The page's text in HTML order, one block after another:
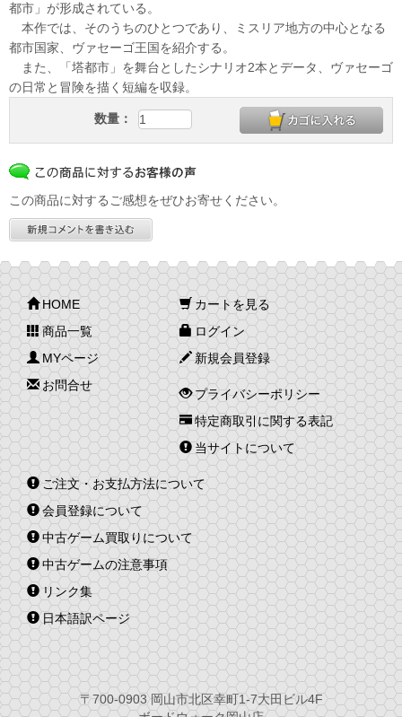
都市」が形成されている。
本作では、そのうちのひとつであり、ミスリア地方の中心となる
都市国家、ヴァセーゴ王国を紹介する。
また、「塔都市」を舞台としたシナリオ2本とデータ、ヴァセーゴ
の日常と冒険を描く短編を収録。
数量：
この商品に対するご感想をぜひお寄せください。
HOME
商品一覧
MYページ
お問合せ
カートを見る
ログイン
新規会員登録
プライバシーポリシー
特定商取引に関する表記
当サイトについて
ご注文・お支払方法について
会員登録について
中古ゲーム買取りについて
中古ゲームの注意事項
リンク集
日本語訳ページ
〒700-0903 岡山市北区幸町1-7大田ビル4F